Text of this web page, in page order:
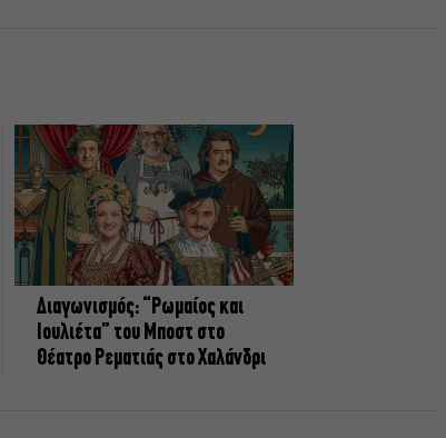
Διαγωνισμός: “Ρωμαίος και
Ιουλιέτα” του Μποστ στο
Θέατρο Ρεματιάς στο Χαλάνδρι